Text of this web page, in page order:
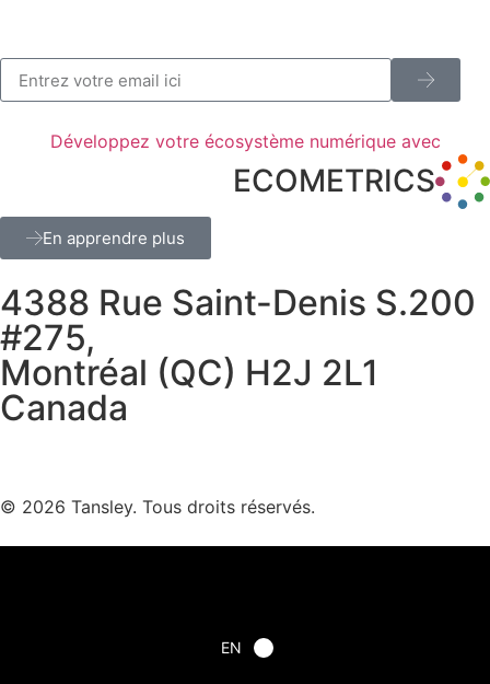
Développez votre écosystème numérique avec
ECOMETRICS
En apprendre plus
4388 Rue Saint-Denis S.200
#275,
Montréal (QC) H2J 2L1
Canada
© 2026 Tansley. Tous droits réservés.
EN